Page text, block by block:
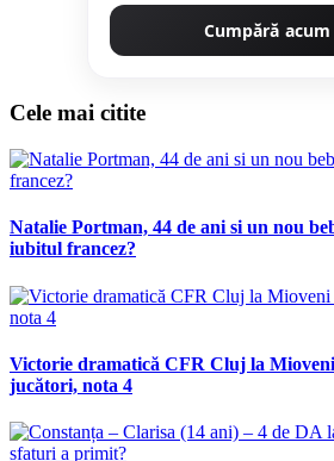
Cumpără acum
Cele mai citite
Natalie Portman, 44 de ani si un nou
iubitul francez?
Victorie dramatică CFR Cluj la
jucători, nota 4